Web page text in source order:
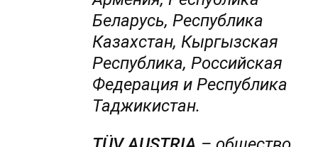
Беларусь, Республика
Казахстан, Кыргызская
Республика, Российская
Федерация и Республика
Таджикистан.